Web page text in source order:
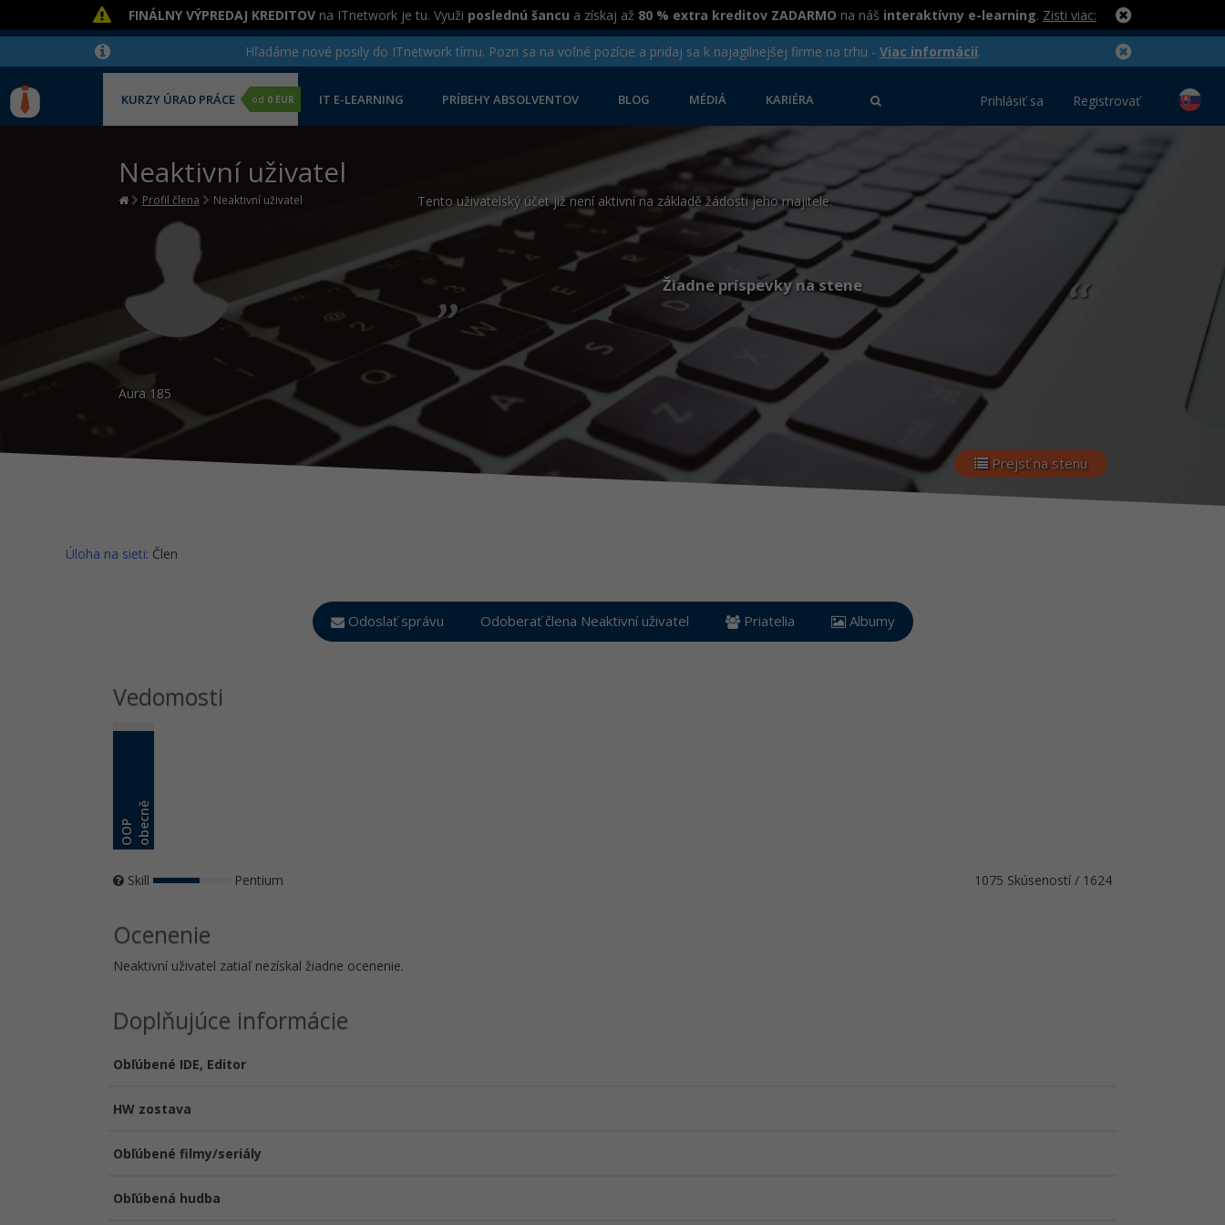
FINÁLNY VÝPREDAJ KREDITOV na ITnetwork je tu. Využi poslednú šancu a získaj až 80 % extra kreditov ZADARMO na náš interaktívny e-learning. Zisti viac:
Hľadáme nové posily do ITnetwork tímu. Pozri sa na voľné pozície a pridaj sa k najagilnejšej firme na trhu - Viac informácií.
KURZY ÚRAD PRÁCE od 0 EUR IT E-LEARNING PRÍBEHY ABSOLVENTOV BLOG MÉDIÁ KARIÉRA Prihlásiť sa Registrovať
Neaktivní uživatel
Profil člena Neaktivní uživatel
Aura 185
Tento uživatelský účet již není aktivní na základě žádosti jeho majitele.
„ “
Žiadne príspevky na stene
Prejsť na stenu
Úloha na sieti: Člen
Odoslať správu Odoberať člena Neaktivní uživatel Priatelia Albumy
Vedomosti
O
O
P
o
b
e
c
n ě
Skill Pentium 1075 Skúseností / 1624
Ocenenie
Neaktivní uživatel zatiaľ nezískal žiadne ocenenie.
Doplňujúce informácie
Obľúbené IDE, Editor
HW zostava
Obľúbené filmy/seriály
Obľúbená hudba